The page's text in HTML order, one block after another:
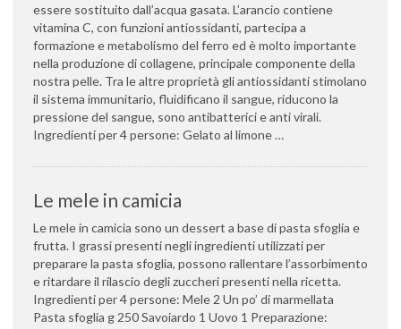
essere sostituito dall’acqua gasata. L’arancio contiene
vitamina C, con funzioni antiossidanti, partecipa a
formazione e metabolismo del ferro ed è molto importante
nella produzione di collagene, principale componente della
nostra pelle. Tra le altre proprietà gli antiossidanti stimolano
il sistema immunitario, fluidificano il sangue, riducono la
pressione del sangue, sono antibatterici e anti virali.
Ingredienti per 4 persone: Gelato al limone …
Le mele in camicia
Le mele in camicia sono un dessert a base di pasta sfoglia e
frutta. I grassi presenti negli ingredienti utilizzati per
preparare la pasta sfoglia, possono rallentare l’assorbimento
e ritardare il rilascio degli zuccheri presenti nella ricetta.
Ingredienti per 4 persone: Mele 2 Un po’ di marmellata
Pasta sfoglia g 250 Savoiardo 1 Uovo 1 Preparazione: